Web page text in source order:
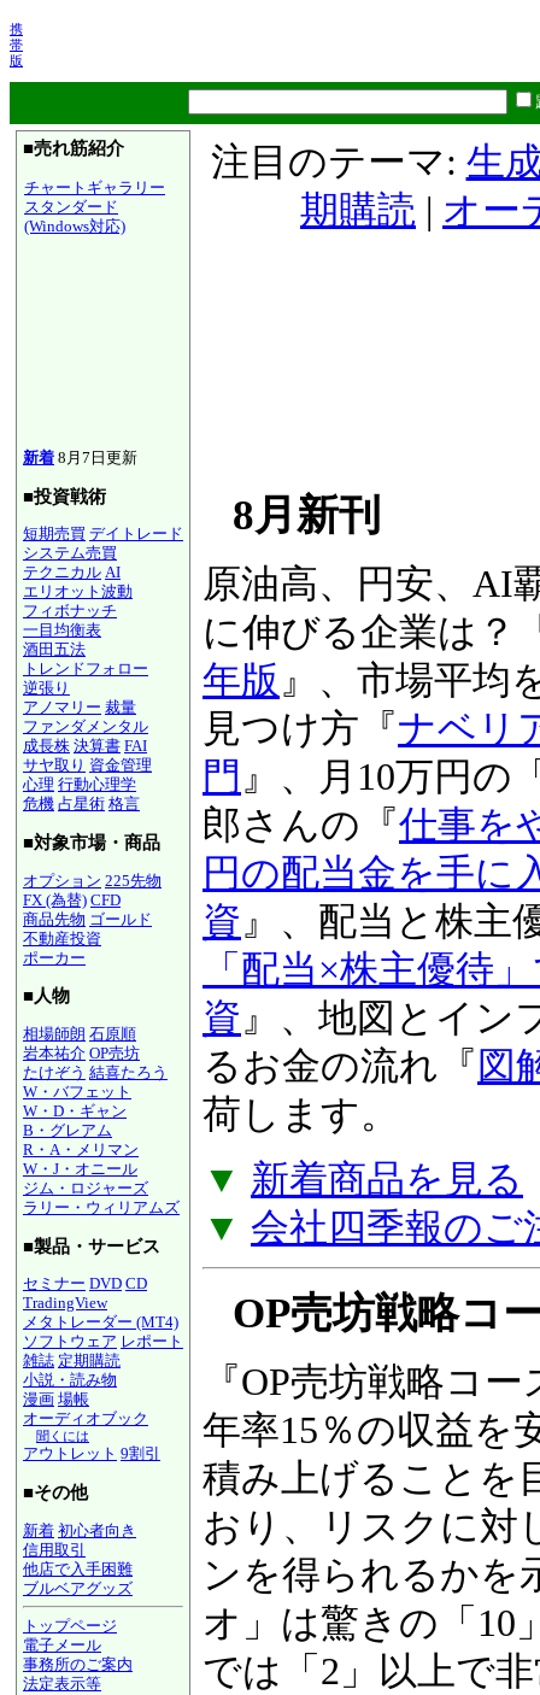
携
帯
版
■売れ筋紹介
チャートギャラリー
スタンダード
(Windows対応)
新着 8月7日更新
■投資戦術
短期売買 デイトレード
システム売買
テクニカル AI
エリオット波動
フィボナッチ
一目均衡表
酒田五法
トレンドフォロー
逆張り
アノマリー 裁量
ファンダメンタル
成長株 決算書 FAI
サヤ取り 資金管理
心理 行動心理学
危機 占星術 格言
■対象市場・商品
オプション 225先物
FX (為替) CFD
商品先物 ゴールド
不動産投資
ポーカー
■人物
相場師朗 石原順
岩本祐介 OP売坊
たけぞう 結喜たろう
W・バフェット
W・D・ギャン
B・グレアム
R・A・メリマン
W・J・オニール
ジム・ロジャーズ
ラリー・ウィリアムズ
■製品・サービス
セミナー DVD CD
TradingView
メタトレーダー (MT4)
ソフトウェア レポート
雑誌 定期購読
小説・読み物
漫画 場帳
オーディオブック
聞くには
アウトレット 9割引
■その他
新着 初心者向き
信用取引
他店で入手困難
ブルベアグッズ
トップページ
電子メール
事務所のご案内
法定表示等
注目のテーマ: 生
期購読 | オー
8月新刊
原油高、円安、
激動の時代に伸び
『図解！業界地図
版』、市場平均を
万％銘柄の見つけ
資入門』、月10万
当太郎さんの『仕
120万円の配当金
投資』、配当と株
株「配当×株主優
資』、地図とイン
るお金の流れ『
荷します。
▼ 新着商品を見る
▼ 会社四季報のご
OP売坊戦略コ
『OP売坊戦略コー
年率15％の収益を
積み上げることを
おり、リスクに対
ンを得られるかを
オ」は驚きの「10